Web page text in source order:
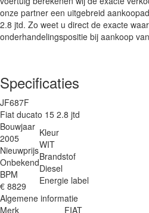
onze partner een uitgebreid
2.8 jtd. Zo weet u direct de exacte
onderhandelingspositie bij aankoop
Specificaties
JF687F
Fiat ducato 15 2.8 jtd
Bouwjaar
2005
Nieuwprijs
Onbekend
BPM
€ 8829
Kleur
WIT
Brandstof
Diesel
Energie label
Algemene informatie
Merk
FIAT